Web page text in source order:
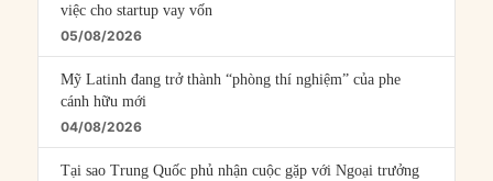
việc cho startup vay vốn
05/08/2026
Mỹ Latinh đang trở thành “phòng thí nghiệm” của phe
cánh hữu mới
04/08/2026
Tại sao Trung Quốc phủ nhận cuộc gặp với Ngoại trưởng